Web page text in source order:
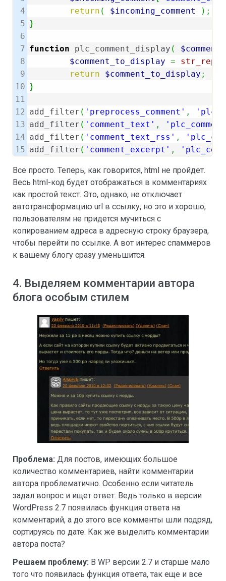
4
5
6
7
8
9
10
11
12
13
14
return ( $incoming_comment ) ;
}
function plc_comment_display (
$comment_to_display =
return
$comment_to_display ;
}
add_filter ( 'preprocess_comment' ,
add_filter ( 'comment_text' ,
add_filter ( 'comment_text_rss' ,
add_filter ( 'comment_excerpt' ,
Все просто. Теперь, как говорится, html не пройдет.
Весь html-код будет отображаться в комментариях
как простой текст. Это, однако, не отключает
автотрансформацию url в ссылку, но это и хорошо,
пользователям не придется мучиться с
копированием адреса в адресную строку браузера,
чтобы перейти по ссылке. А вот интерес спаммеров
к вашему блогу сразу уменьшится.
4. Выделяем комментарии автора
блога особым стилем
Проблема: Для постов, имеющих большое
количество комментариев, найти комментарии
автора проблематично. Особенно если читатель
задал вопрос и ищет ответ. Ведь только в версии
WordPress 2.7 появилась функция ответа на
комментарий, а до этого все комменты шли подряд,
сортируясь по дате. Как же выделить комментарии
автора поста?
Решаем проблему: В WP версии 2.7 и старше мало
того что появилась функция ответа, так еще и все